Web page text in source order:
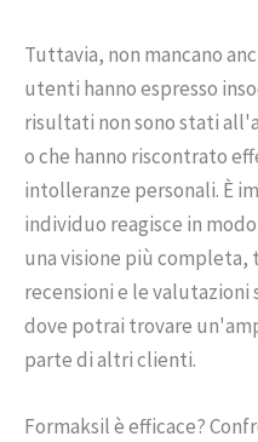
Tuttavia, non mancano
utenti hanno espresso
risultati non sono stati
o che hanno riscontrato
intolleranze personali. È
individuo reagisce in
una visione più completa,
recensioni e le
dove potrai trovare
parte di altri clienti.
Formaksil è efficace?